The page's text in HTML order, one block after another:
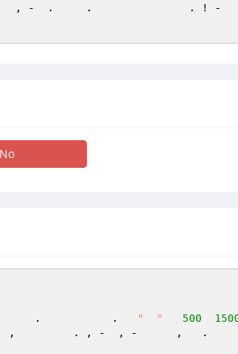
, -  .     .               . ! -
No
.           . "  " 500
,         . , -  , -      ,   .